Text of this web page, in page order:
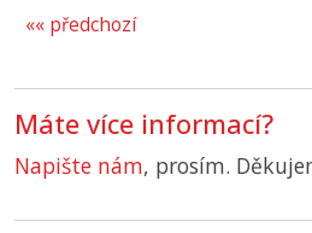
«« předchozí
Máte více informací?
Napište nám, prosím.